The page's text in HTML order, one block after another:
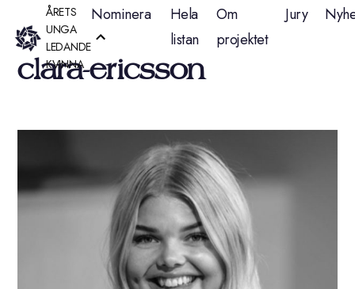
Hoppa
till
innehåll
ÅRETS
UNGA
LEDANDE
KVINNA
Nominera
Hela
listan
Om
projektet
Jury
clara-ericsson